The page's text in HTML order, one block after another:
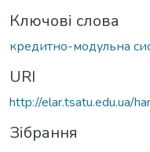
Ключові слова
кредитно-модульна
URI
http://elar.tsatu.edu.ua/
Зібрання